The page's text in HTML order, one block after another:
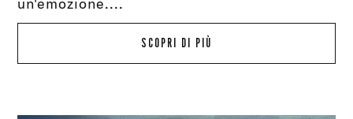
un'emozione....
SCOPRI DI PIÙ